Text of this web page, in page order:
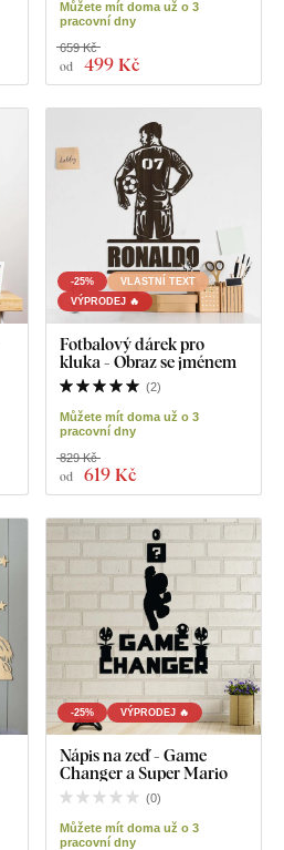
Můžete mít doma už o 3
pracovní dny
od 499 Kč
659 Kč
-25%
VLASTNÍ TEXT
VÝPRODEJ 🔥
Fotbalový dárek pro
kluka - Obraz se jménem
(2)
Můžete mít doma už o 3
pracovní dny
od 619 Kč
829 Kč
-25% VÝPRODEJ 🔥
Nápis na zeď - Game
Changer a Super Mario
(0)
Můžete mít doma už o 3
pracovní dny